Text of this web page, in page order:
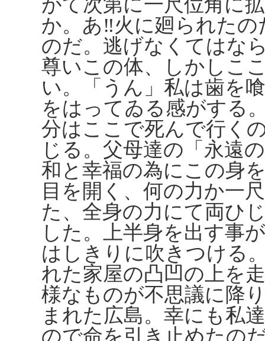
がて次第に一尺位角に
か。あ‼火に廻られた
のだ。逃げなくてはな
尊いこの体、しかしこ
い。「うん」私は歯を
をはってゐる感がする
分はここで死んで行く
じる。父母達の「永遠
和と幸福の為にこの身
目を開く、何の力か一
た、全身の力にて両ひ
した。上半身を出す事
はしきりに吹きつける
れた家屋の凸凹の上を
様なものが不思議に降
まれた広島。幸にも私
ので命を引き止めたの